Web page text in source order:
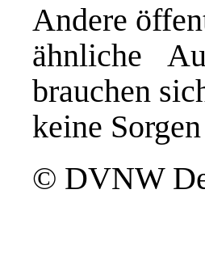
Andere
ähnliche
brauchen
keine